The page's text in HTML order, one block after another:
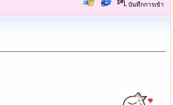
บันทึกการเข้า